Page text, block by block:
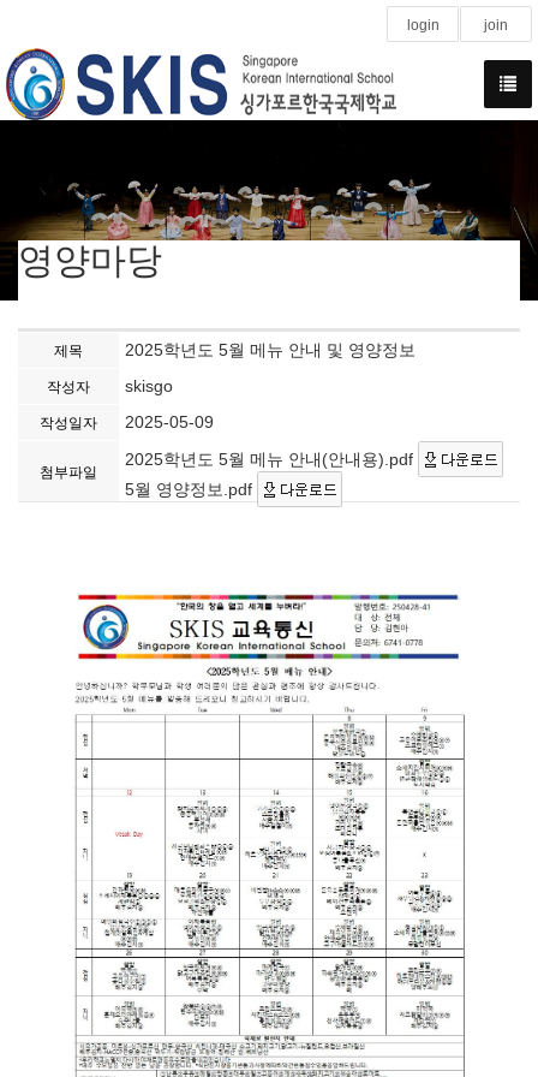
login join
영양마당
제목 2025학년도 5월 메뉴 안내 및 영양정보
작성자 skisgo
작성일자 2025-05-09
첨부파일
2025학년도 5월 메뉴 안내(안내용).pdf
5월 영양정보.pdf